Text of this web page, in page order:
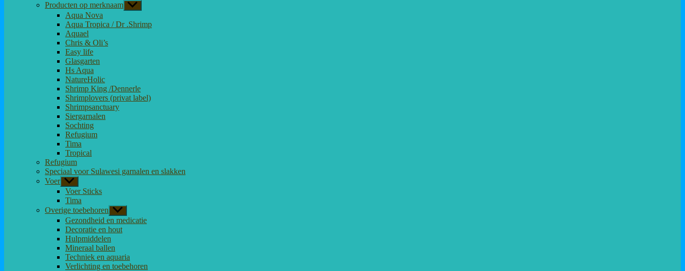
Producten op merknaam Toon
submenu
Aqua Nova
Aqua Tropica / Dr .Shrimp
Aquael
Chris & Oli’s
Easy life
Glasgarten
Hs Aqua
NatureHolic
Shrimp King /Dennerle
Shrimplovers (privat label)
Shrimpsanctuary
Siergarnalen
Sochting
Refugium
Tima
Tropical
Refugium
Speciaal voor Sulawesi garnalen en slakken
Voer Toon
submenu
Voer Sticks
Tima
Overige toebehoren Toon
submenu
Gezondheid en medicatie
Decoratie en hout
Hulpmiddelen
Mineraal ballen
Techniek en aquaria
Verlichting en toebehoren